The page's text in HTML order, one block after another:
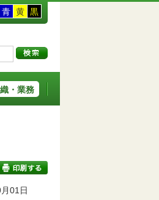
青 黄 黒
・業務
01日